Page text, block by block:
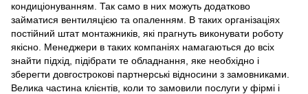
кондиціонуванням. Так само в них можуть додатково
займатися вентиляцією та опаленням. В таких організаціях
постійний штат монтажників, які прагнуть виконувати роботу
якісно. Менеджери в таких компаніях намагаються до всіх
знайти підхід, підібрати те обладнання, яке необхідно і
зберегти довгострокові партнерські відносини з замовниками.
Велика частина клієнтів, коли то замовили послуги у фірмі і